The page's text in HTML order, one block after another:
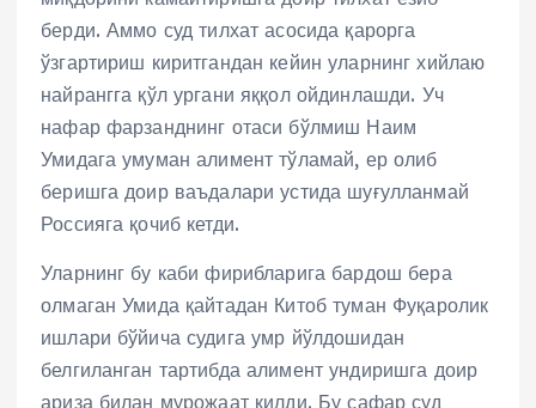
берди. Аммо суд тилхат асосида қарорга
ўзгартириш киритгандан кейин уларнинг хийлаю
найрангга қўл ургани яққол ойдинлашди. Уч
нафар фарзанднинг отаси бўлмиш Наим
Умидага умуман алимент тўламай, ер олиб
беришга доир ваъдалари устида шуғулланмай
Россияга қочиб кетди.
Уларнинг бу каби фирибларига бардош бера
олмаган Умида қайтадан Китоб туман Фуқаролик
ишлари бўйича судига умр йўлдошидан
белгиланган тартибда алимент ундиришга доир
ариза билан мурожаат қилди. Бу сафар суд